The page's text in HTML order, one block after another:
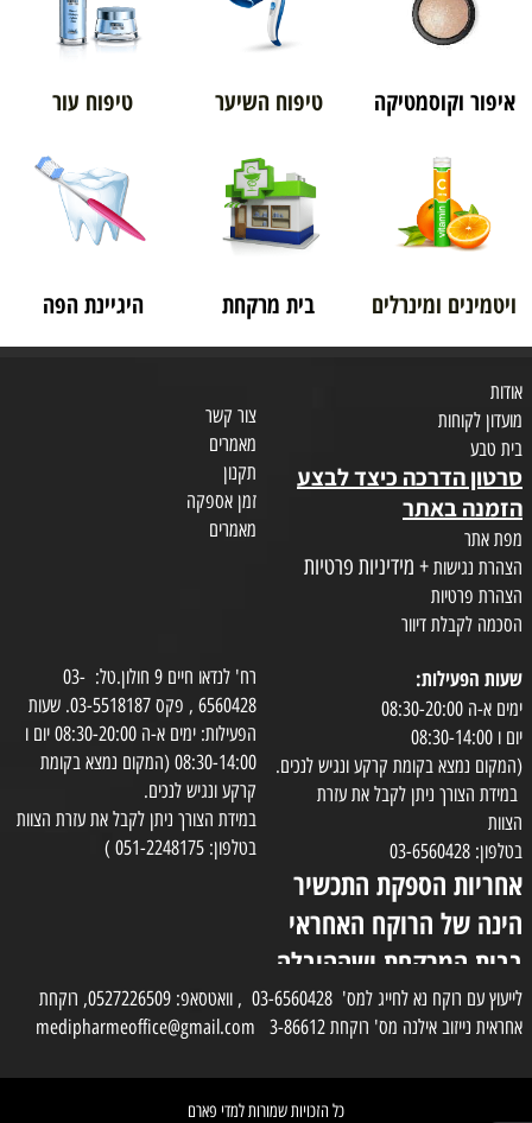
איפור וקוסמטיקה טיפוח השיער טיפוח עור
ויטמינים ומינרלים בית מרקחת היגיינת הפה
אודות
מועדון לקוחות
בית טבע
סרטון הדרכה כיצד לבצע
הזמנה באתר
מפת אתר
הצהרת נגישות + מידיניות פרטיות
הצהרת פרטיות
הסכמה לקבלת דיוור
צור קשר
מאמרים
תקנון
זמן אספקה
מאמרים
שעות הפעילות:
ימים א-ה 08:30-20:00
יום ו 08:30-14:00
(המקום נמצא בקומת קרקע ונגיש לנכים.
במידת הצורך ניתן לקבל את עזרת
הצוות
בטלפון: 03-6560428
אחריות הספקת התכשיר
הינה של הרוקח האחראי
בבית המרקחת ושההובלה
בפועל תעשה בעזרת
השליח
רח' לנדאו חיים 9 חולון.טל: 03-
6560428 , פקס 03-5518187. שעות
הפעילות: ימים א-ה 08:30-20:00 יום ו
08:30-14:00 (המקום נמצא בקומת
קרקע ונגיש לנכים.
במידת הצורך ניתן לקבל את עזרת הצוות
בטלפון: 051-2248175 )
לייעוץ עם רוקח נא לחייג למס' 03-6560428 , וואטסאפ: 0527226509, רוקחת
אחראית נייזוב אילנה מס' רוקחת 3-86612 medipharmeoffice@gmail.com
כל הזכויות שמורות למדי פארם